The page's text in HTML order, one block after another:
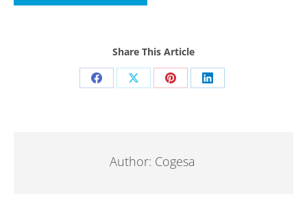
Share This Article
Share Share Share Share
Author: Cogesa